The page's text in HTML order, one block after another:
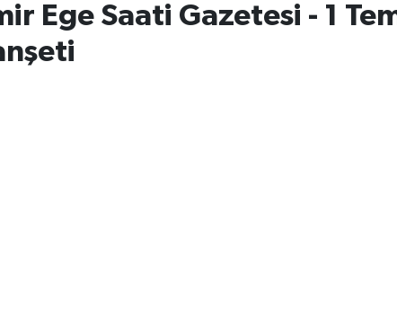
Ege Saati Gazetesi - 1